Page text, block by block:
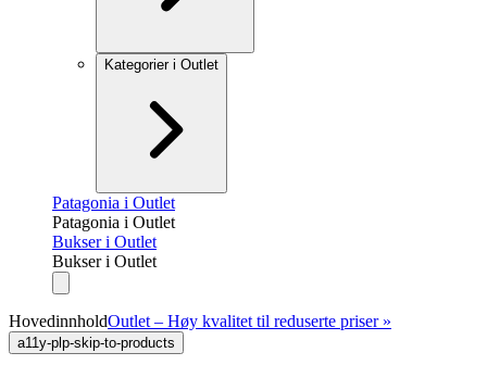
Kategorier i Outlet
Patagonia i Outlet
Patagonia i Outlet
Bukser i Outlet
Bukser i Outlet
HovedinnholdOutlet – Høy kvalitet til reduserte priser »
a11y-plp-skip-to-products